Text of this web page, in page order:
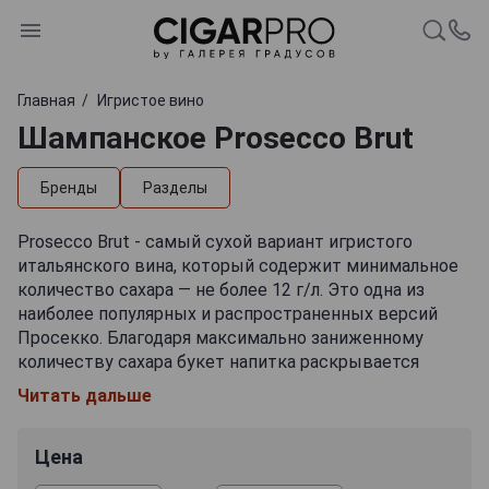
Главная Игристое вино
Шампанское Prosecco Brut
Бренды Разделы
Prosecco Brut - самый сухой вариант игристого
итальянского вина, который содержит минимальное
количество сахара — не более 12 г/л. Это одна из
наиболее популярных и распространенных версий
Просекко. Благодаря максимально заниженному
количеству сахара букет напитка раскрывается
полноценным образом и демонстрирует все
достоинства виноградного сорта. Подобный эффект
правил производства. Просекко Брют
демонстрирует чистый, тонкий аромат с
Читать дальше
Цена